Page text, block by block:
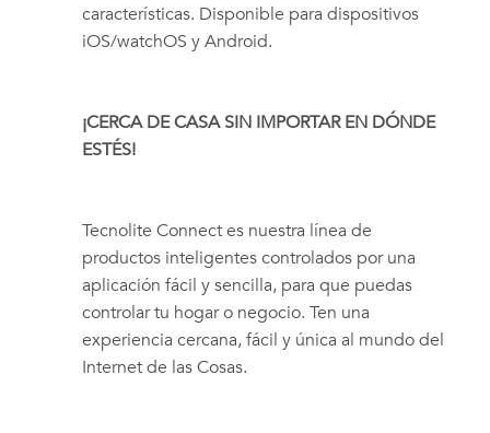
características. Disponible para dispositivos
iOS/watchOS y Android.
¡CERCA DE CASA SIN IMPORTAR EN DÓNDE
ESTÉS!
Tecnolite Connect es nuestra línea de
productos inteligentes controlados por una
aplicación fácil y sencilla, para que puedas
controlar tu hogar o negocio. Ten una
experiencia cercana, fácil y única al mundo del
Internet de las Cosas.